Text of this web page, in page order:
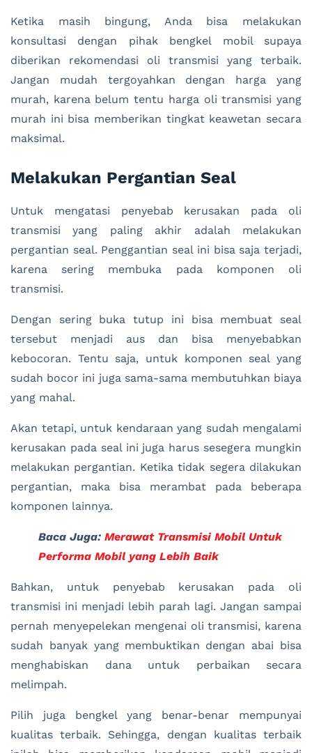
Ketika masih bingung, Anda bisa melakukan
konsultasi dengan pihak bengkel mobil supaya
diberikan rekomendasi oli transmisi yang terbaik.
Jangan mudah tergoyahkan dengan harga yang
murah, karena belum tentu harga oli transmisi yang
murah ini bisa memberikan tingkat keawetan secara
maksimal.
Melakukan Pergantian Seal
Untuk mengatasi penyebab kerusakan pada oli
transmisi yang paling akhir adalah melakukan
pergantian seal. Penggantian seal ini bisa saja terjadi,
karena sering membuka pada komponen oli
transmisi.
Dengan sering buka tutup ini bisa membuat seal
tersebut menjadi aus dan bisa menyebabkan
kebocoran. Tentu saja, untuk komponen seal yang
sudah bocor ini juga sama-sama membutuhkan biaya
yang mahal.
Akan tetapi, untuk kendaraan yang sudah mengalami
kerusakan pada seal ini juga harus sesegera mungkin
melakukan pergantian. Ketika tidak segera dilakukan
pergantian, maka bisa merambat pada beberapa
komponen lainnya.
Baca Juga: Merawat Transmisi Mobil Untuk
Performa Mobil yang Lebih Baik
Bahkan, untuk penyebab kerusakan pada oli
transmisi ini menjadi lebih parah lagi. Jangan sampai
pernah menyepelekan mengenai oli transmisi, karena
sudah banyak yang membuktikan dengan abai bisa
menghabiskan dana untuk perbaikan secara
melimpah.
Pilih juga bengkel yang benar-benar mempunyai
kualitas terbaik. Sehingga, dengan kualitas terbaik